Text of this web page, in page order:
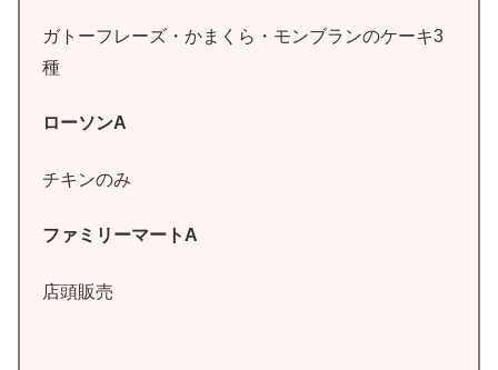
ガトーフレーズ・かまくら・モンブランのケーキ3
種
ローソンA
チキンのみ
ファミリーマートA
店頭販売